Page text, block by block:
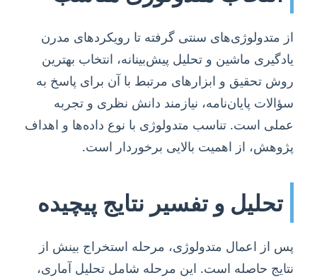
از متدولوژی‌های سنتی گرفته تا رویکردهای مدرن
یادگیری ماشین و تحلیل پیش‌بینانه، انتخاب بهترین
روش تحقیق و ابزارهای مرتبط با آن برای پاسخ به
سؤالات پایان‌نامه، نیازمند دانش نظری و تجربه
عملی است. تناسب متدولوژی با نوع داده‌ها و اهداف
پژوهش، از اهمیت بالایی برخوردار است.
تحلیل و تفسیر نتایج پیچیده
پس از اعمال متدولوژی، مرحله استخراج بینش از
نتایج حاصله است. این مرحله شامل تحلیل آماری،